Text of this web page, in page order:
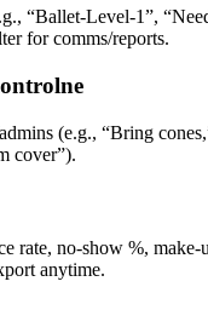
“Ballet-Level-1”,
for comms/reports.
(e.g., “Bring
cover”).
rate, no-show %, make-
anytime.